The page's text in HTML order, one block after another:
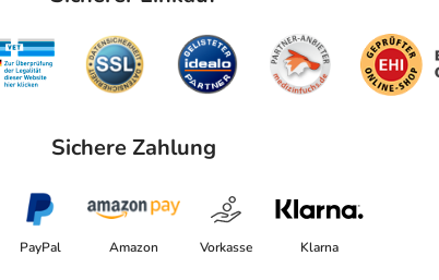
Sichere Zahlung
PayPal Amazon Vorkasse Klarna